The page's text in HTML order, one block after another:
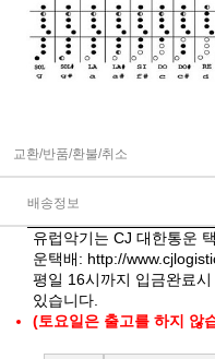
교환/반품/환불/취소
배송정보
유럽악기는 CJ 대한통운
운택배: http://
평일 16시까지 입금완료
있습니다.
(토요일은 출고를 하지 않